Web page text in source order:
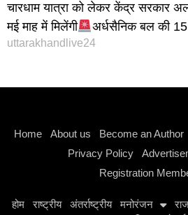
चारधाम यात्रा को लेकर केंद्र सरकार
मई माह में मिलेंगी
अर्धसैनिक बल की 15
uttarakhandlive24
Home About us Become an Author
Privacy Policy
Registration
होम राष्ट्रीय अंतर्राष्ट्रीय मनोरंजन